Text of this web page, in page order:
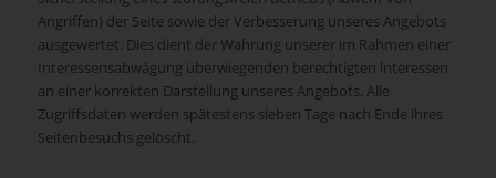
Angriffen) der Seite sowie der Verbesserung unseres Angebots
ausgewertet. Dies dient der Wahrung unserer im Rahmen einer
Interessensabwägung überwiegenden berechtigten lnteressen
an einer korrekten Darstellung unseres Angebots. Alle
Zugriffsdaten werden spätestens sieben Tage nach Ende ihres
Seitenbesuchs gelöscht.